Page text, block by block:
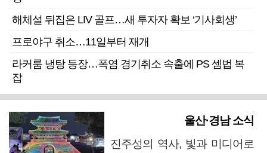
해체설 뒤집은 LIV 골프…새 투자자 확보 ‘기사회생’
프로야구 취소…11일부터 재개
라커룸 냉탕 등장…폭염 경기취소 속출에 PS 셈법 복
잡
울산·경남 소식
진주성의 역사, 빛과 미디어로